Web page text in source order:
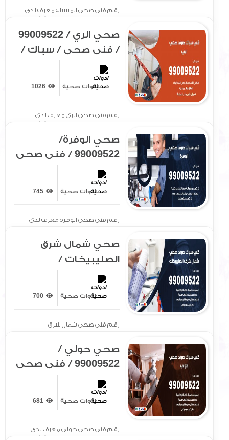
رقم فني صحي المسيلة معرف لدى
الجميع بتوفير سيارة مجهزة[ .. ]
صحي الري / 99009522
/ فني صحي / سباك /
ادوات صحية / رقم
صحي الري
ادوات صحية 1026
رقم فني صحي الري معرف لدى
الجميع بتوفير سيارة مجهزة[ .. ]
صحي الوفرة/
99009522 / فني صحي
/ سباك / ادوات صحية /
رقم صحي الوفرة
ادوات صحية
رقم فني صحي الوفرة معرف لدى
الجميع بتوفير سيارة مجهزة[ .. ]
صحي شمال شرق
الصليبيخات /
99009522 / فني صحي
/ سباك / ادوات صحية /
رقم صحي شمال شرق
الصليبيخات
ادوات صحية
رقم فني صحي شمال شرق
الصليبيخات معرف لدى الجميع بتوفير[
صحي حولي /
99009522 / فني صحي
/ سباك / ادوات صحية /
رقم صحي حولي
ادوات صحية
رقم فني صحي حولي معرف لدى